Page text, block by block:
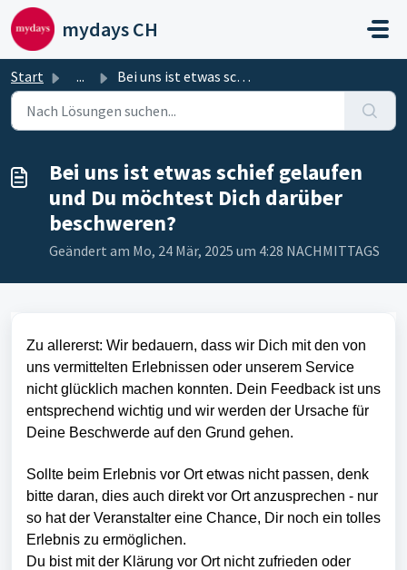
Zum hauptsächlichen Inhalt gehen
mydays CH
Start ... Bei uns ist etwas schief gelaufen und Du möchtest Dich da...
Bei uns ist etwas schief gelaufen
und Du möchtest Dich darüber
beschweren?
Geändert am Mo, 24 Mär, 2025 um 4:28 NACHMITTAGS
Zu allererst: Wir bedauern, dass wir Dich mit den von
uns vermittelten Erlebnissen oder unserem Service
nicht glücklich machen konnten. Dein Feedback ist uns
entsprechend wichtig und wir werden der Ursache für
Deine Beschwerde auf den Grund gehen.
Sollte beim Erlebnis vor Ort etwas nicht passen, denk
bitte daran, dies auch direkt vor Ort anzusprechen - nur
so hat der Veranstalter eine Chance, Dir noch ein tolles
Erlebnis zu ermöglichen.
Du bist mit der Klärung vor Ort nicht zufrieden oder